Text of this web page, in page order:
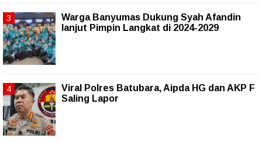
Warga Banyumas Dukung Syah Afandin
lanjut Pimpin Langkat di 2024-2029
Viral Polres Batubara, Aipda HG dan AKP F
Saling Lapor